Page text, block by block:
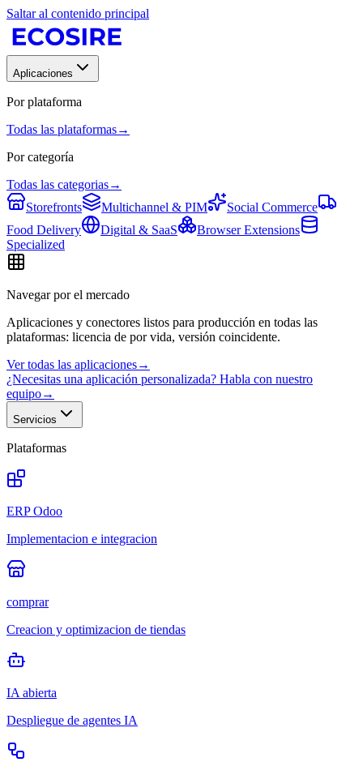
Saltar al contenido principal
Aplicaciones
Por plataforma
Todas las plataformas→
Por categoría
Todas las categorias→
Storefronts
Multichannel & PIM
Social Commerce
Food Delivery
Digital & SaaS
Browser Extensions
Specialized
Navegar por el mercado
Aplicaciones y conectores listos para producción en todas las
plataformas: licencia de por vida, versión coincidente.
Ver todas las aplicaciones→
¿Necesitas una aplicación personalizada? Habla con nuestro
equipo→
Servicios
Plataformas
ERP Odoo
Implementacion e integracion
comprar
Creacion y optimizacion de tiendas
IA abierta
Despliegue de agentes IA